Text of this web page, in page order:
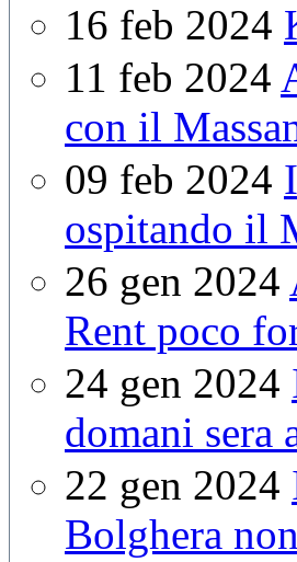
16 feb 2024
11 feb 2024
con il
09 feb 2024
ospitando il
26 gen 2024
Rent poco
24 gen 2024
domani sera
22 gen 2024
Bolghera